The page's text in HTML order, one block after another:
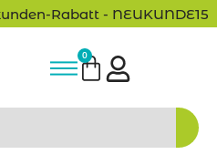
- NEUKUNDE15
0